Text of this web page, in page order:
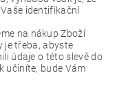
identifikační
na nákup Zboží
je třeba, abyste
údaje o této slevě do
učiníte, bude Vám